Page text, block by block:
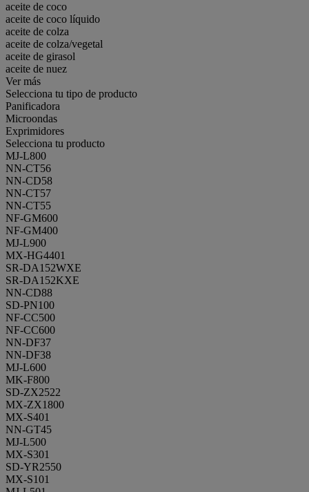
aceite de coco
aceite de coco líquido
aceite de colza
aceite de colza/vegetal
aceite de girasol
aceite de nuez
Ver más
Selecciona tu tipo de producto
Panificadora
Microondas
Exprimidores
Selecciona tu producto
MJ-L800
NN-CT56
NN-CD58
NN-CT57
NN-CT55
NF-GM600
NF-GM400
MJ-L900
MX-HG4401
SR-DA152WXE
SR-DA152KXE
NN-CD88
SD-PN100
NF-CC500
NF-CC600
NN-DF37
NN-DF38
MJ-L600
MK-F800
SD-ZX2522
MX-ZX1800
MX-S401
NN-GT45
MJ-L500
MX-S301
SD-YR2550
MX-S101